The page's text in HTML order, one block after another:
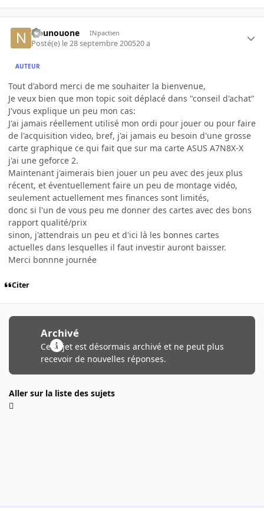
Nounouone INpactien
Posté(e) le 28 septembre 200520 a
AUTEUR
Tout d'abord merci de me souhaiter la bienvenue,
Je veux bien que mon topic soit déplacé dans "conseil d'achat"
J'vous explique un peu mon cas:
J'ai jamais réellement utilisé mon ordi pour jouer ou pour faire
de l'acquisition video, bref, j'ai jamais eu besoin d'une grosse
carte graphique ce qui fait que sur ma carte ASUS A7N8X-X
j'ai une geforce 2.
Maintenant j'aimerais bien jouer un peu avec des jeux plus
récent, et éventuellement faire un peu de montage vidéo,
seulement actuellement mes finances sont limités,
donc si l'un de vous peu me donner des cartes avec des bons
rapport qualité/prix
sinon, j'attendrais un peu et d'ici là les bonnes cartes
actuelles dans lesquelles il faut investir auront baisser.
Merci bonnne journée
Citer
Archivé
Ce sujet est désormais archivé et ne peut plus
recevoir de nouvelles réponses.
Aller sur la liste des sujets